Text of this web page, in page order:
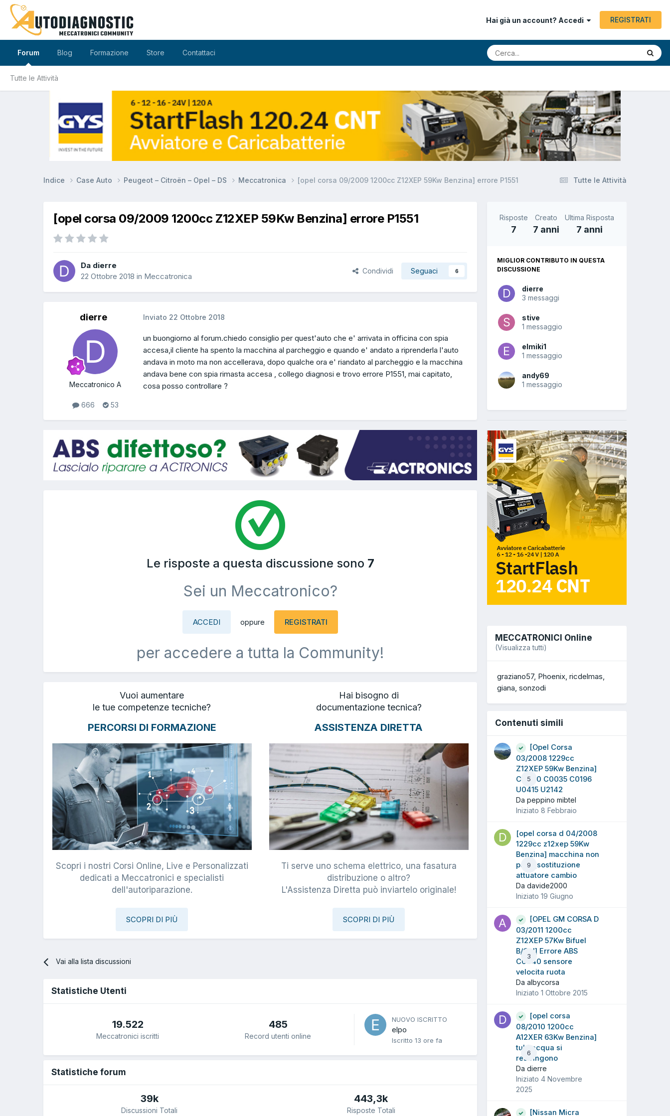
Hai già un account? Accedi REGISTRATI
Forum
Tutte le Attività
Blog Formazione Store Contattaci
Tutte le Attività
Indice Case Auto Peugeot – Citroën – Opel – DS Meccatronica [opel corsa 09/2009 1200cc Z12XEP 59Kw Benzina] errore P1551
[opel corsa 09/2009 1200cc Z12XEP 59Kw Benzina] errore P1551
Da dierre
22 Ottobre 2018 in Meccatronica
Condividi Seguaci 6
dierre
Meccatronico A
666 53
Inviato 22 Ottobre 2018
un buongiorno al forum.chiedo consiglio per quest'auto che e' arrivata in officina con spia
accesa,il cliente ha spento la macchina al parcheggio e quando e' andato a riprenderla l'auto
andava in moto ma non accellerava, dopo qualche ora e' riandato al parcheggio e la macchina
andava bene con spia rimasta accesa , collego diagnosi e trovo errore P1551, mai capitato,
cosa posso controllare ?
Le risposte a questa discussione sono 7
Sei un Meccatronico?
ACCEDI oppure REGISTRATI
per accedere a tutta la Community!
Vuoi aumentare
le tue competenze tecniche?
PERCORSI DI FORMAZIONE
Scopri i nostri Corsi Online, Live e Personalizzati
dedicati a Meccatronici e specialisti
dell'autoriparazione.
SCOPRI DI PIÙ
Hai bisogno di
documentazione tecnica?
ASSISTENZA DIRETTA
Ti serve uno schema elettrico, una fasatura
distribuzione o altro?
L'Assistenza Diretta può inviartelo originale!
SCOPRI DI PIÙ
Vai alla lista discussioni
Statistiche Utenti
19.522
Meccatronici iscritti
485
Record utenti online
NUOVO ISCRITTO
elpo
Iscritto 13 ore fa
Statistiche forum
39k
Discussioni Totali
443,3k
Risposte Totali
Risposte
7
Creato
7 anni
Ultima Risposta
7 anni
MIGLIOR CONTRIBUTO IN QUESTA
DISCUSSIONE
dierre
3 messaggi
stive
1 messaggio
elmiki1
1 messaggio
andy69
1 messaggio
MECCATRONICI Online
(Visualizza tutti)
graziano57 Phoenix ricdelmas
giana sonzodi
Contenuti simili
5
[Opel Corsa
03/2008 1229cc
Z12XEP 59Kw Benzina]
C0000 C0035 C0196
U0415 U2142
Da peppino mibtel
Iniziato 8 Febbraio
9
[opel corsa d 04/2008
1229cc z12xep 59Kw
Benzina] macchina non
parte,sostituzione
attuatore cambio
Da davide2000
Iniziato 19 Giugno
3
[OPEL GM CORSA D
03/2011 1200cc
Z12XEP 57Kw Bifuel
B/Gpl] Errore ABS
C0040 sensore
velocita ruota
Da albycorsa
Iniziato 1 Ottobre 2015
6
[opel corsa
08/2010 1200cc
A12XER 63Kw Benzina]
tubi acqua si
restringono
Da dierre
Iniziato 4 Novembre
2025
[Nissan Micra